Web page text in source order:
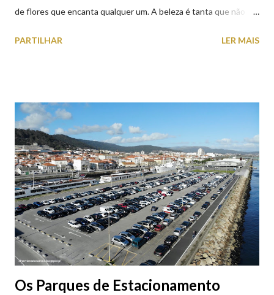
de flores que encanta qualquer um. A beleza é tanta que não
aproveite a paisagem como cenário para tirar algumas
PARTILHAR LER MAIS
Os Parques de Estacionamento